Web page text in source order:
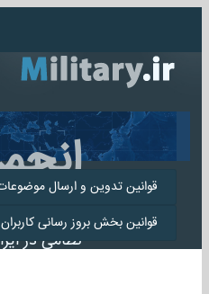
انجمن
نظامی در
قوانین تدوین و ارسال
قوانین بخش بروز رسانی کاربران